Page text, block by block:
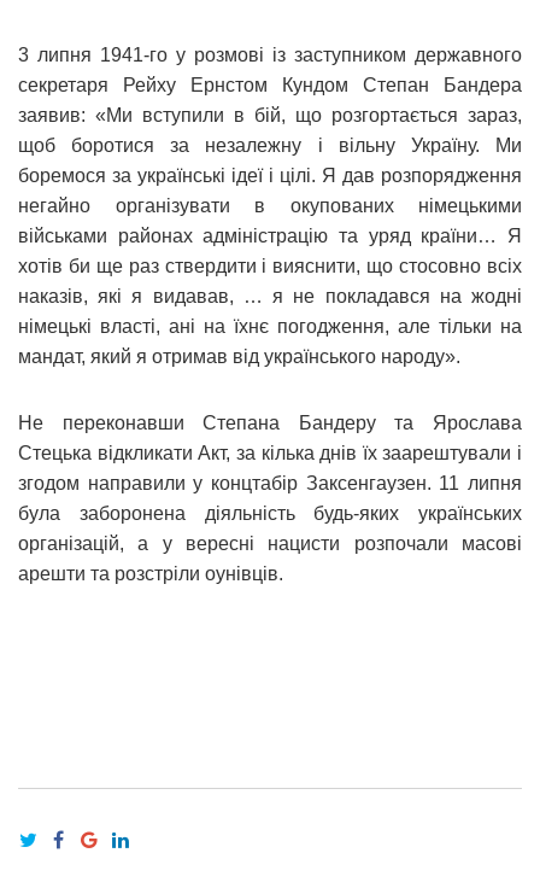
3 липня 1941-го у розмові із заступником державного
секретаря Рейху Ернстом Кундом Степан Бандера
заявив: «Ми вступили в бій, що розгортається зараз,
щоб боротися за незалежну і вільну Україну. Ми
боремося за українські ідеї і цілі. Я дав розпорядження
негайно організувати в окупованих німецькими
військами районах адміністрацію та уряд країни… Я
хотів би ще раз ствердити і вияснити, що стосовно всіх
наказів, які я видавав, … я не покладався на жодні
німецькі власті, ані на їхнє погодження, але тільки на
мандат, який я отримав від українського народу».
Не переконавши Степана Бандеру та Ярослава
Стецька відкликати Акт, за кілька днів їх заарештували і
згодом направили у концтабір Заксенгаузен. 11 липня
була заборонена діяльність будь-яких українських
організацій, а у вересні нацисти розпочали масові
арешти та розстріли оунівців.